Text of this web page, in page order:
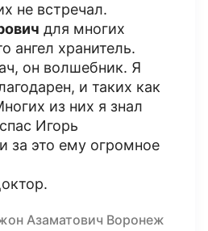
не встречал.
для многих
ангел хранитель.
он волшебник. Я
и таких как
из них я знал
Игорь
за это ему огромное
Азаматович Воронеж